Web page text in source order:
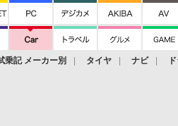
乗記 メーカー別 タイヤ ナビ